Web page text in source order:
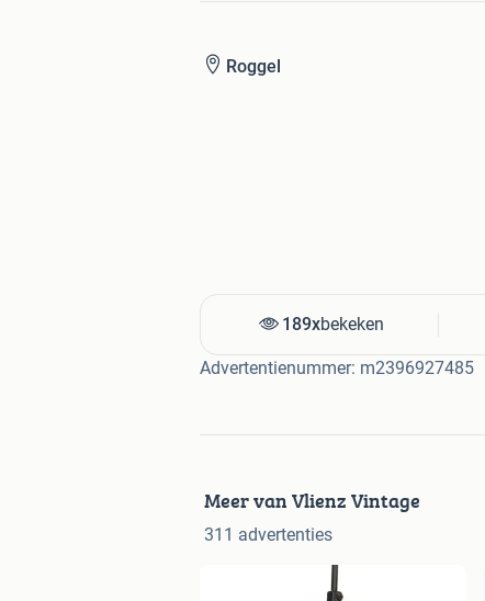
Roggel
189xbekeken
Advertentienummer: m2396927485
Meer van Vlienz Vintage
311 advertenties